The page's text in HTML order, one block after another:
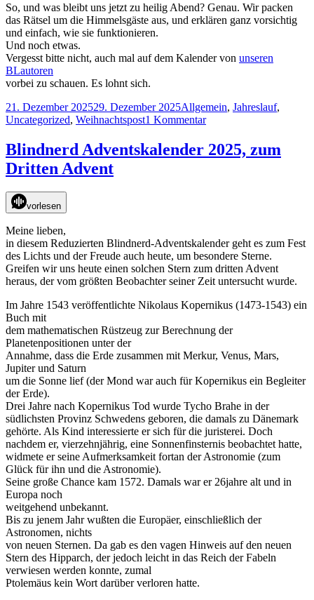
So, und was bleibt uns jetzt zu heilig Abend? Genau. Wir packen
das Rätsel um die Himmelsgäste aus, und erklären ganz vorsichtig
und einfach, wie sie funktionieren.
Und noch etwas.
Vergesst bitte nicht, auch mal auf dem Kalender von unseren
BLautoren
vorbei zu schauen. Es lohnt sich.
Veröffentlicht
am
21. Dezember 202529. Dezember 2025Kategorien
Allgemein, Jahreslauf,
Uncategorized, Weihnachtspost1 Kommentarzu
Adventskalender
2025,
Blindnerd Adventskalender 2025, zum
Dritten Advent
vorlesen
Meine lieben,
in diesem Reduzierten Blindnerd-Adventskalender geht es zum Fest
des Lichts und der Freude auch heute, um besondere Sterne.
Greifen wir uns heute einen solchen Stern zum dritten Advent
heraus, der vom größten Beobachter seiner Zeit untersucht wurde.
Im Jahre 1543 veröffentlichte Nikolaus Kopernikus (1473-1543) ein
Buch mit
dem mathematischen Rüstzeug zur Berechnung der
Planetenpositionen unter der
Annahme, dass die Erde zusammen mit Merkur, Venus, Mars,
Jupiter und Saturn
um die Sonne lief (der Mond war auch für Kopernikus ein Begleiter
der Erde).
Drei Jahre nach Kopernikus Tod wurde Tycho Brahe in der
südlichsten Provinz Schwedens geboren, die damals zu Dänemark
gehörte. Als Kind interessierte er sich für die juristerei. Doch
nachdem er, vierzehnjährig, eine Sonnenfinsternis beobachtet hatte,
widmete er seine Aufmerksamkeit fortan der Astronomie (zum
Glück für ihn und die Astronomie).
Seine große Chance kam 1572. Damals war er 26jahre alt und in
Europa noch
weitgehend unbekannt.
Bis zu jenem Jahr wußten die Europäer, einschließlich der
Astronomen, nichts
von neuen Sternen. Da gab es den vagen Hinweis auf den neuen
Stern des Hipparch, der jedoch leicht in das Reich der Fabeln
verwiesen werden konnte, zumal
Ptolemäus kein Wort darüber verloren hatte.